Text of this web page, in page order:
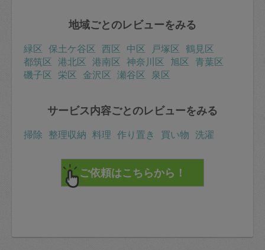
地域ごとのレビューをみる
緑区 保土ケ谷区 西区 中区 戸塚区 鶴見区
都筑区 港北区 港南区 神奈川区 旭区 青葉区
磯子区 栄区 金沢区 瀬谷区 泉区
サービス内容ごとのレビューをみる
掃除 整理収納 料理 作り置き 買い物 洗濯